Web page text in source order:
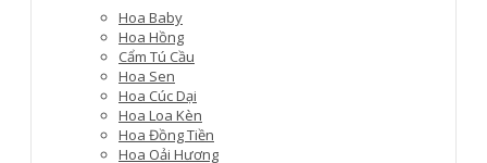
Hoa Baby
Hoa Hồng
Cẩm Tú Cầu
Hoa Sen
Hoa Cúc Dại
Hoa Loa Kèn
Hoa Đồng Tiền
Hoa Oải Hương